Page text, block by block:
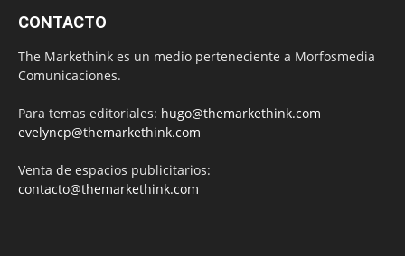
CONTACTO
The Markethink es un medio perteneciente a Morfosmedia
Comunicaciones.
Para temas editoriales: hugo@themarkethink.com
evelyncp@themarkethink.com
Venta de espacios publicitarios:
contacto@themarkethink.com